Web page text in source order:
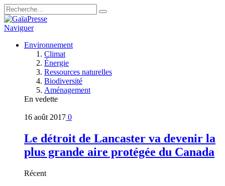
Naviguer
Environnement
Climat
Énergie
Ressources naturelles
Biodiversité
Aménagement
En vedette
16 août 2017 0
Le détroit de Lancaster va devenir la
plus grande aire protégée du Canada
Récent